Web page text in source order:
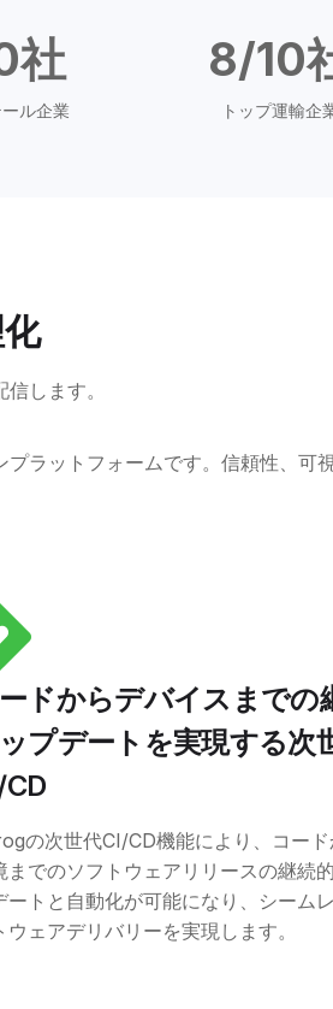
社
ル企業
8/10
トップ運輸企
します。
ラットフォームです。信頼性、可
ドからデバイスまでの
プデートを実現する次
の次世代CI/CD機能により、コード
までのソフトウェアリリースの継続
ートと自動化が可能になり、シーム
ウェアデリバリーを実現します。